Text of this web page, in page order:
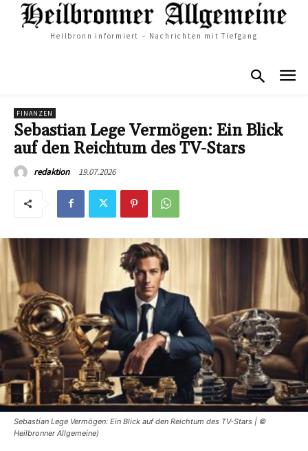
Heilbronn informiert – Nachrichten mit Tiefgang
FINANZEN
Sebastian Lege Vermögen: Ein Blick
auf den Reichtum des TV-Stars
redaktion 19.07.2026
Sebastian Lege Vermögen: Ein Blick auf den Reichtum des TV-Stars | ©
Heilbronner Allgemeine)